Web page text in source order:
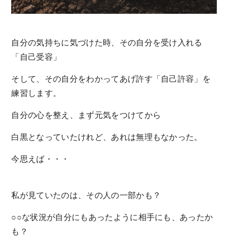
自分の気持ちに気づけた時、その自分を受け入れる
「自己受容」
そして、その自分をわかってあげ許す「自己許容」を
練習します。
自分の心を整え、まず元気をつけてから
白黒となっていたけれど、あれは無理もなかった。
今思えば・・・
私が見ていたのは、その人の一部かも？
○○な状況が自分にもあったように相手にも、あったか
も？